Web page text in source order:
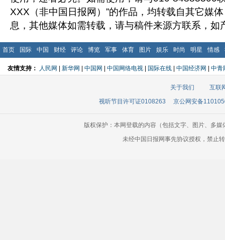
XXX（非中国日报网）”的作品，均转载自其它媒
息，其他媒体如需转载，请与稿件来源方联系，如
首页 国际 中国 财经 评论 博览 军事 体育 图片 娱乐 时尚 明星 情感
友情支持： 人民网 | 新华网 | 中国网 | 中国网络电视 | 国际在线 | 中国经济网 | 中青
关于我们
互联
视听节目许可证0108263
京公网安备
版权保护：本网登载的内容（包括文字、图片、多
未经中国日报网事先协议授权，禁止